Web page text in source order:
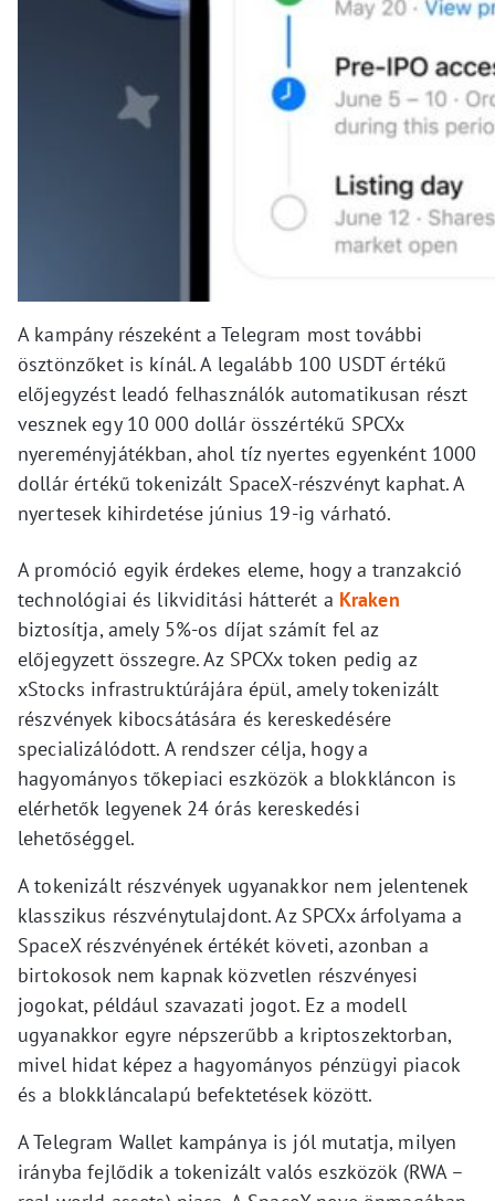
A kampány részeként a Telegram most további
ösztönzőket is kínál. A legalább 100 USDT értékű
előjegyzést leadó felhasználók automatikusan részt
vesznek egy 10 000 dollár összértékű SPCXx
nyereményjátékban, ahol tíz nyertes egyenként 1000
dollár értékű tokenizált SpaceX-részvényt kaphat. A
nyertesek kihirdetése június 19-ig várható.
A promóció egyik érdekes eleme, hogy a tranzakció
technológiai és likviditási hátterét a Kraken
biztosítja, amely 5%-os díjat számít fel az
előjegyzett összegre. Az SPCXx token pedig az
xStocks infrastruktúrájára épül, amely tokenizált
részvények kibocsátására és kereskedésére
specializálódott. A rendszer célja, hogy a
hagyományos tőkepiaci eszközök a blokkláncon is
elérhetők legyenek 24 órás kereskedési
lehetőséggel.
A tokenizált részvények ugyanakkor nem jelentenek
klasszikus részvénytulajdont. Az SPCXx árfolyama a
SpaceX részvényének értékét követi, azonban a
birtokosok nem kapnak közvetlen részvényesi
jogokat, például szavazati jogot. Ez a modell
ugyanakkor egyre népszerűbb a kriptoszektorban,
mivel hidat képez a hagyományos pénzügyi piacok
és a blokkláncalapú befektetések között.
A Telegram Wallet kampánya is jól mutatja, milyen
irányba fejlődik a tokenizált valós eszközök (RWA –